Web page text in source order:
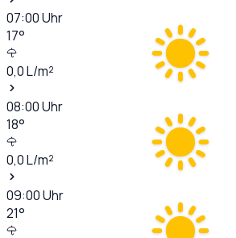
07:00Uhr
17°
0,0L/m²
08:00Uhr
18°
0,0L/m²
09:00Uhr
21°